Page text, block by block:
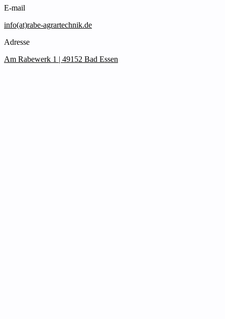
E-mail
info(at)rabe-agrartechnik.de
Adresse
Am Rabewerk 1 | 49152 Bad Essen